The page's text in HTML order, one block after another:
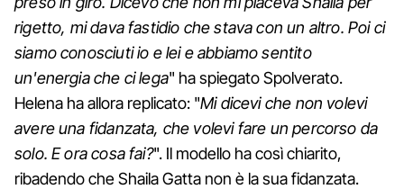
rigetto, mi dava fastidio che stava con un altro. Poi ci
siamo conosciuti io e lei e abbiamo sentito
un'energia che ci lega" ha spiegato Spolverato.
Helena ha allora replicato: "Mi dicevi che non volevi
avere una fidanzata, che volevi fare un percorso da
solo. E ora cosa fai?". Il modello ha così chiarito,
ribadendo che Shaila Gatta non è la sua fidanzata.